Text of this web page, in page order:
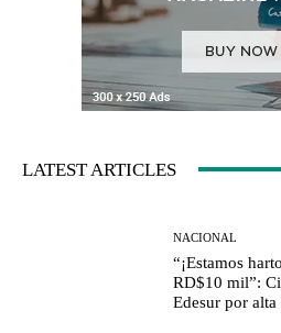
LATEST ARTICLES
NACIONAL
“¡Estamos
RD$10 mil”:
Edesur por